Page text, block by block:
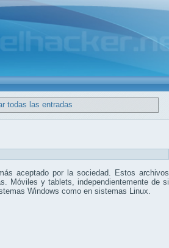
todas las entradas
aceptado por la sociedad. Estos archivos
Móviles y tablets, independientemente de si
Windows como en sistemas Linux.